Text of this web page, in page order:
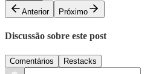
Anterior
Próximo
Discussão sobre este post
Comentários Restacks